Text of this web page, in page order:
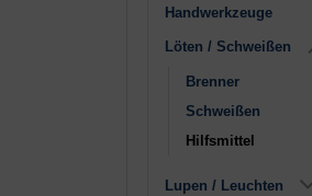
Handwerkzeuge
Löten / Schweißen
Brenner
Schweißen
Hilfsmittel
Lupen / Leuchten